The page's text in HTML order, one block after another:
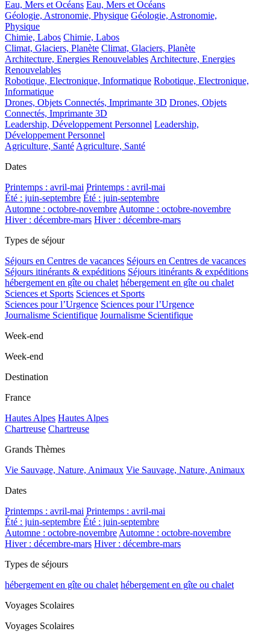
Eau, Mers et Océans Eau, Mers et Océans
Géologie, Astronomie, Physique Géologie, Astronomie,
Physique
Chimie, Labos Chimie, Labos
Climat, Glaciers, Planète Climat, Glaciers, Planète
Architecture, Energies Renouvelables Architecture, Energies
Renouvelables
Robotique, Electronique, Informatique Robotique, Electronique,
Informatique
Drones, Objets Connectés, Imprimante 3D Drones, Objets
Connectés, Imprimante 3D
Leadership, Développement Personnel Leadership,
Développement Personnel
Agriculture, Santé Agriculture, Santé
Dates
Printemps : avril-mai Printemps : avril-mai
Été : juin-septembre Été : juin-septembre
Automne : octobre-novembre Automne : octobre-novembre
Hiver : décembre-mars Hiver : décembre-mars
Types de séjour
Séjours en Centres de vacances Séjours en Centres de vacances
Séjours itinérants & expéditions Séjours itinérants & expéditions
hébergement en gîte ou chalet hébergement en gîte ou chalet
Sciences et Sports Sciences et Sports
Sciences pour l’Urgence Sciences pour l’Urgence
Journalisme Scientifique Journalisme Scientifique
Week-end
Week-end
Destination
France
Hautes Alpes Hautes Alpes
Chartreuse Chartreuse
Grands Thèmes
Vie Sauvage, Nature, Animaux Vie Sauvage, Nature, Animaux
Dates
Printemps : avril-mai Printemps : avril-mai
Été : juin-septembre Été : juin-septembre
Automne : octobre-novembre Automne : octobre-novembre
Hiver : décembre-mars Hiver : décembre-mars
Types de séjours
hébergement en gîte ou chalet hébergement en gîte ou chalet
Voyages Scolaires
Voyages Scolaires